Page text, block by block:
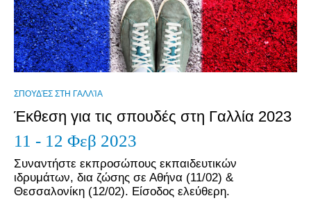
ΣΠΟΥΔΈΣ ΣΤΗ ΓΑΛΛΊΑ
Έκθεση για τις σπουδές στη Γαλλία 2023
11 - 12 Φεβ 2023
Συναντήστε εκπροσώπους εκπαιδευτικών
ιδρυμάτων, δια ζώσης σε Αθήνα (11/02) &
Θεσσαλονίκη (12/02). Είσοδος ελεύθερη.